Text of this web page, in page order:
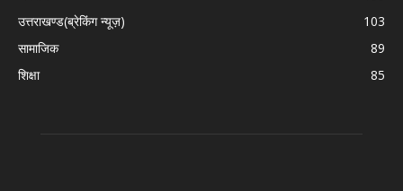
उत्तराखण्ड(ब्रेकिंग न्यूज़)
103
सामाजिक
89
शिक्षा
85